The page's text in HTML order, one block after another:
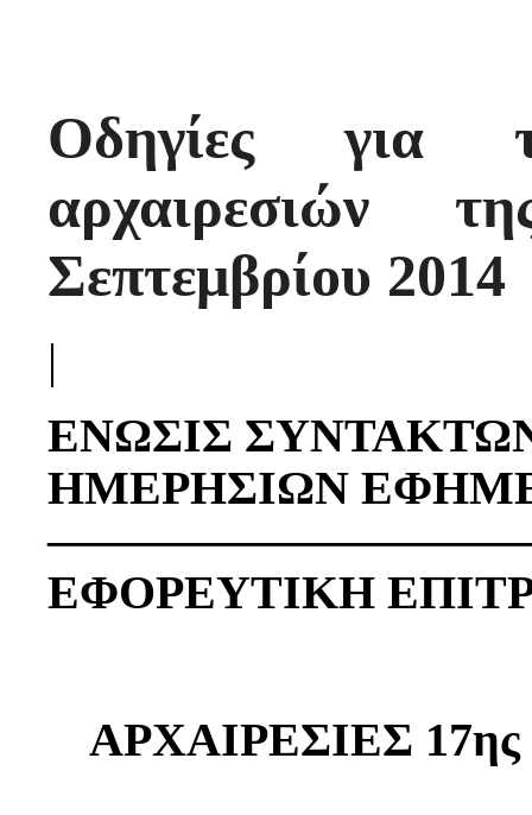
Οδηγίες για
αρχαιρεσιών
Σεπτεμβρίου 2014
|
ENΩΣΙΣ
ΗΜΕΡΗΣΙΩΝ
ΕΦΟΡΕΥΤΙΚΗ
ΑΡΧΑΙΡΕΣΙΕΣ